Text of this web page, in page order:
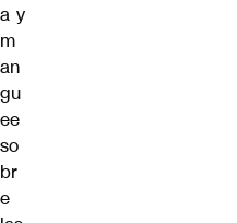
a y
m
an
gu
ee
so
br
e